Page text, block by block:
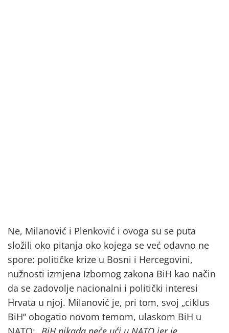
Ne, Milanović i Plenković i ovoga su se puta
složili oko pitanja oko kojega se već odavno ne
spore: političke krize u Bosni i Hercegovini,
nužnosti izmjena Izbornog zakona BiH kao način
da se zadovolje nacionalni i politički interesi
Hrvata u njoj. Milanović je, pri tom, svoj „ciklus
BiH“ obogatio novom temom, ulaskom BiH u